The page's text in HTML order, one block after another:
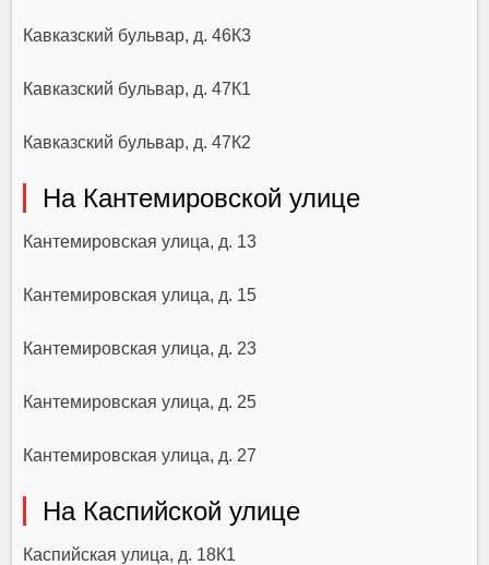
Кавказский бульвар, д. 46К3
Кавказский бульвар, д. 47К1
Кавказский бульвар, д. 47К2
На Кантемировской улице
Кантемировская улица, д. 13
Кантемировская улица, д. 15
Кантемировская улица, д. 23
Кантемировская улица, д. 25
Кантемировская улица, д. 27
На Каспийской улице
Каспийская улица, д. 18К1